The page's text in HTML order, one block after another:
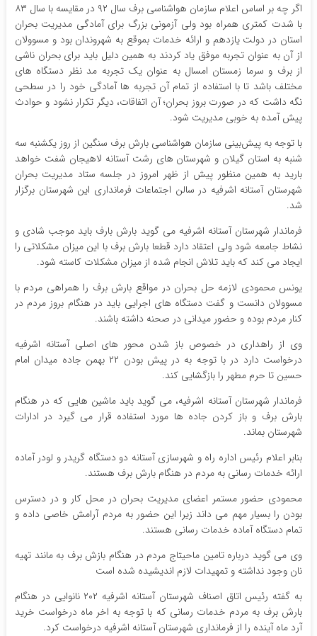
اگر چه بر اساس اعلام سازمان هواشناسی برف سال ۹۲ در مقایسه با سال ۸۳
با شدت کمتری همراه بود ولی آزمونی بزرگ برای آمادگی مدیریت بحران
استان در دولت یازدهم و ارائه خدمات بموقع به شهروندان بود و مسوولان
از آن به عنوان تجربه موفق یاد کردند به همین دلیل باید برای بحران ناشی
از برف و سرما زمستان امسال به عنوان یک تجربه مد نظر دستگاه های
مختلف باشد تا با استفاده از تمام آن تجربه ها آمادگی خود را در سطحی
نگه داشت که در صورت بروز بحران؛ آن اتفاقات، دیگر تکرار نشود و حوادث
پیش آمده به خوبی مدیریت شود.
با توجه به پیش‌بینی سازمان هواشناسی بارش برف سنگین از روز یکشنبه سه
شنبه به استان گیلان و شهرستان های رشت آستانه لاهیجان شفت خواهد
بارید به همین منظور پیش از ظهر امروز در جلسه ستاد مدیریت بحران
شهرستان آستانه اشرفیه در سالن اجتماعات فرمانداری این شهرستان برگزار
شد.
فرماندار شهرستان آستانه اشرفیه می گوید بارش بارف باید موجب شادی و
نشاط جامعه شود ولی اعتقاد دارد قطعا بارش برف با این میزان مشکلاتی را
ایجاد می کند که باید تلاش انجام شده از میزان مشکلات کاسته شود.
یونس محمودی لازمه حل بحران در مواقع بارش برف را همراهی مردم با
مسوولان دانست و گفت دستگاه های اجرایی باید در هنگام بروز مردم در
کنار مردم بوده و حضور میدانی در صحنه داشته باشند.
وی از راهداری در خصوص باز شدن محور های اصلی آستانه اشرفیه
درخواست دارد در با توجه به در پیش بودن ۲۲ بهمن جاده میدان امام
حسین تا حرم مطهر را بازگشایی کند.
فرماندار شهرستان آستانه اشرفیه، می گوید باید ماشین هایی که در هنگام
بارش برف و باز کردن جاده ها مورد استفاده قرار می گیرد در ادارات
شهرستان بماند.
بنابر اعلام رئیس اداره راه و شهرسازی آستانه دو دستگاه گریدر و لودر آماده
ارائه خدمات رسانی به مردم در هنگام بارش برف هستند.
محمودی حضور مستمر اعضای مدیریت بحران در محل کار و در دسترس
بودن را بسیار مهم می داند زیرا این حضور به مردم آرامش خاصی داده و
تمام دستگاه آماده خدمات رسانی هستند.
وی می گوید درباره تامین ماحیتاج مردم در هنگام بازش برف به مانند تهیه
نان وجود نداشته و تمهیدات لازم اندیشیده شده است‌
به گفته رئیس اتاق اصناف شهرستان آستانه اشرفیه ۲۰۲ نانوایی در هنگام
بارش برف به مردم خدمات رسانی که با توجه به اخر ماه درخواست خرید
آرد ماه آینده را از فرمانداری شهرستان آستانه اشرفیه درخواست کرد.